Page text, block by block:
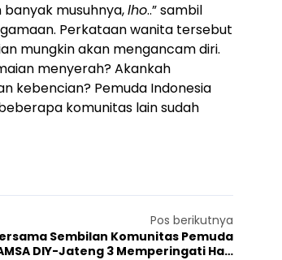
musuhnya,lho..” sambil
Perkataan wanita tersebut
mungkin akan mengancam diri.
menyerah? Akankah
kebencian? Pemuda Indonesia
komunitas lain sudah
Pos berikutnya
Sembilan Komunitas Pemuda
DIY-Jateng 3 Memperingati Hari